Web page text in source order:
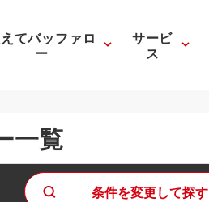
てバッファロ
ー
サービ
ス
一覧
条件を変更して探す